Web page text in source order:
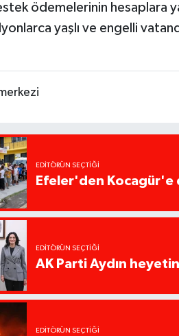
ödemelerinin hesaplara
yaşlı ve engelli
EDITÖRÜN SEÇTIĞI
Efeler'den Kocagür'e
EDITÖRÜN SEÇTIĞI
AK Parti Aydın
EDITÖRÜN SEÇTIĞI